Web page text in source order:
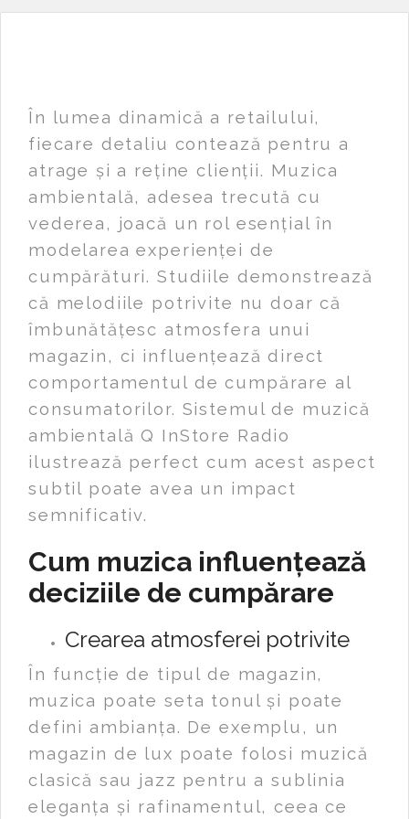
În lumea dinamică a retailului,
fiecare detaliu contează pentru a
atrage și a reține clienții. Muzica
ambientală, adesea trecută cu
vederea, joacă un rol esențial în
modelarea experienței de
cumpărături. Studiile demonstrează
că melodiile potrivite nu doar că
îmbunătățesc atmosfera unui
magazin, ci influențează direct
comportamentul de cumpărare al
consumatorilor. Sistemul de muzică
ambientală Q InStore Radio
ilustrează perfect cum acest aspect
subtil poate avea un impact
semnificativ.
Cum muzica influențează
deciziile de cumpărare
Crearea atmosferei potrivite
În funcție de tipul de magazin,
muzica poate seta tonul și poate
defini ambianța. De exemplu, un
magazin de lux poate folosi muzică
clasică sau jazz pentru a sublinia
eleganța și rafinamentul, ceea ce